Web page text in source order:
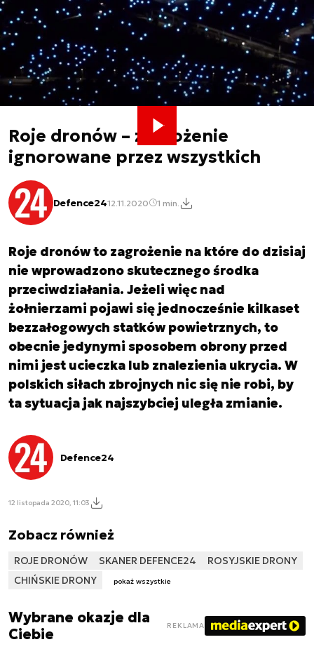
Roje dronów – zagrożenie
ignorowane przez wszystkich
Defence2412.11.2020 1 min.
Roje dronów to zagrożenie na które do dzisiaj
nie wprowadzono skutecznego środka
przeciwdziałania. Jeżeli więc nad
żołnierzami pojawi się jednocześnie kilkaset
bezzałogowych statków powietrznych, to
obecnie jedynymi sposobem obrony przed
nimi jest ucieczka lub znalezienia ukrycia. W
polskich siłach zbrojnych nic się nie robi, by
ta sytuacja jak najszybciej uległa zmianie.
Defence24
12 listopada 2020, 11:03
Zobacz również
ROJE DRONÓW SKANER DEFENCE24
ROSYJSKIE DRONY
CHIŃSKIE DRONY
pokaż wszystkie
Wybrane okazje dla
Ciebie
REKLAMA